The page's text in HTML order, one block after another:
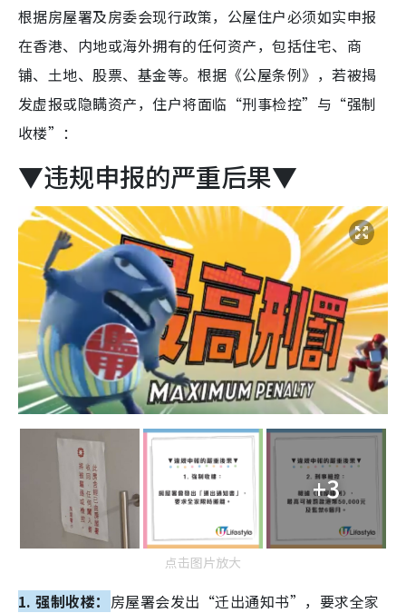
根据房屋署及房委会现行政策，公屋住户必须如实申报
在香港、内地或海外拥有的任何资产，包括住宅、商
铺、土地、股票、基金等。根据《公屋条例》，若被揭
发虚报或隐瞒资产，住户将面临“刑事检控”与“强制
收楼”：
▼违规申报的严重后果▼
+3
点击图片放大
1. 强制收楼： 房屋署会发出“迁出通知书”，要求全家